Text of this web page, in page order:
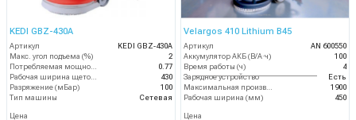
KEDI GBZ-430A
Артикул
KEDI GBZ-430A
Макс. угол подъема (%)
2
0.77
430
Разряжение (мБар)
100
Тип машины
Сетевая
Цена
Velargos 410 Lithium B45
Артикул
AN 600550
Аккумулятор АКБ (В/А·ч)
100
Время работы (ч)
4
Зарядное устройство
Есть
1900
Рабочая ширина (мм)
450
Цена